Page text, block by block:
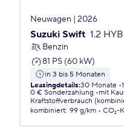
Neuwagen | 2026
Suzuki Swift 1.2
Benzin
81 PS (60 kW)
in 3 bis 5 Monaten
Leasingdetails:30 Monate
0 € Sonderzahlung
mit
Kraftstoffverbrauch
kombiniert: 99 g/km CO₂-